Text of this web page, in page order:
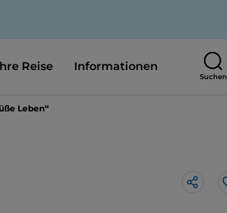
Reise Informationen
Suchen
Leben“